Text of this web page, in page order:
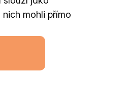
mohli přímo